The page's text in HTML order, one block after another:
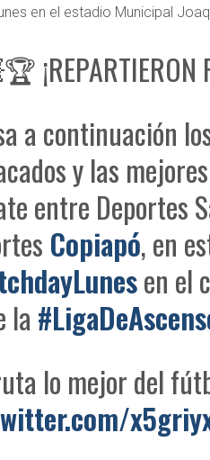
en el estadio Municipal
¡REPARTIERON
a continuación
y las
entre Deportes
Copiapó, en
en el
la
lo mejor del